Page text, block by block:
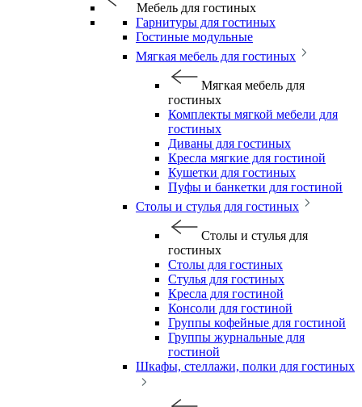
Мебель для гостиных
Гарнитуры для гостиных
Гостиные модульные
Мягкая мебель для гостиных
Мягкая мебель для
гостиных
Комплекты мягкой мебели для
гостиных
Диваны для гостиных
Кресла мягкие для гостиной
Кушетки для гостиных
Пуфы и банкетки для гостиной
Столы и стулья для гостиных
Столы и стулья для
гостиных
Столы для гостиных
Стулья для гостиных
Кресла для гостиной
Консоли для гостиной
Группы кофейные для гостиной
Группы журнальные для
гостиной
Шкафы, стеллажи, полки для гостиных